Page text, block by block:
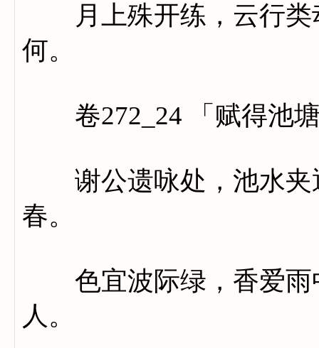
月上殊开练，云行类
何。
卷272_24 「赋得池塘
谢公遗咏处，池水夹
春。
色宜波际绿，香爱雨
人。